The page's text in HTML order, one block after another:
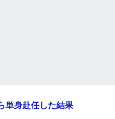
単身赴任した結果